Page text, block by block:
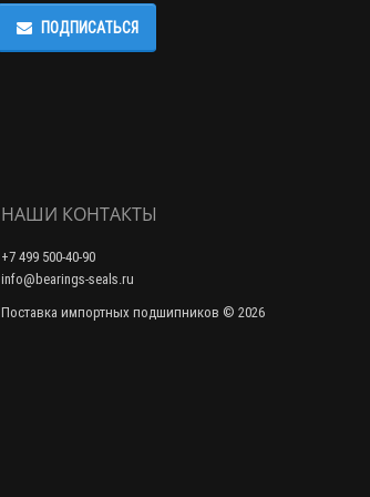
ПОДПИСАТЬСЯ
НАШИ КОНТАКТЫ
+7 499 500-40-90
info@bearings-seals.ru
Поставка импортных подшипников © 2026